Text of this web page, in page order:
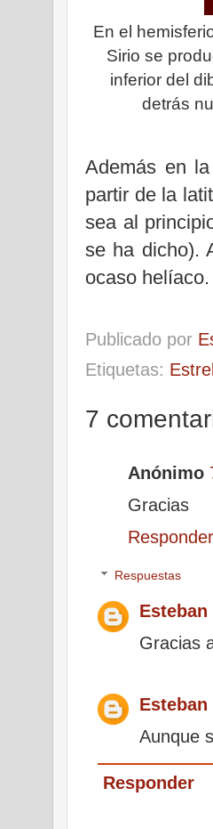
En el
Sirio se
inferior del
detrás
Además en
partir de la
sea al
se ha dicho).
ocaso helíaco.
Publicado por
Etiquetas:
7
Anónimo
Gracias
Responder
Respuestas
Esteban
Gracias
Esteban
Aunque
Responder